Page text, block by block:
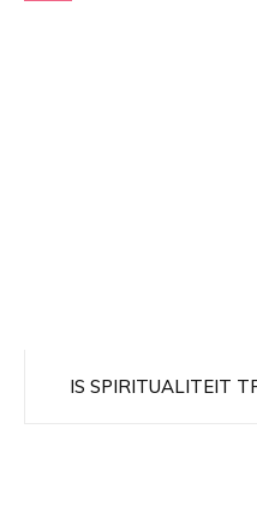
IS SPIRITUALITEIT